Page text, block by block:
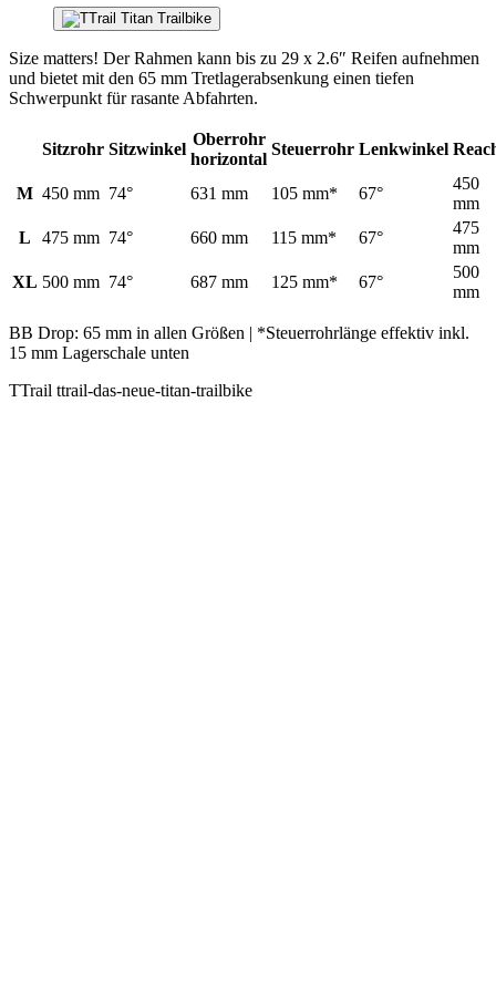
Size matters! Der Rahmen kann bis zu 29 x 2.6″ Reifen aufnehmen
und bietet mit den 65 mm Tretlagerabsenkung einen tiefen
Schwerpunkt für rasante Abfahrten.
Sitzrohr Sitzwinkel
Oberrohr
horizontal
Steuerrohr Lenkwinkel
M 450 mm 74° 631 mm 105 mm* 67°
450
mm
L
475 mm 74° 660 mm 115 mm* 67°
475
mm
XL 500 mm 74° 687 mm 125 mm* 67°
500
mm
BB Drop: 65 mm in allen Größen | *Steuerrohrlänge effektiv inkl.
15 mm Lagerschale unten
TTrail ttrail-das-neue-titan-trailbike